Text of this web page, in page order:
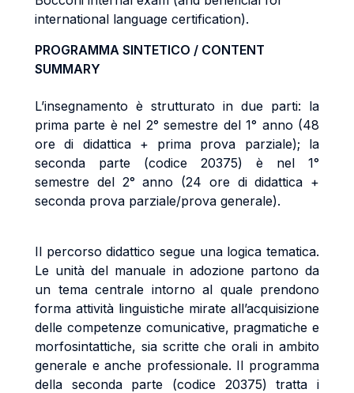
international language certification).
PROGRAMMA SINTETICO / CONTENT
SUMMARY
L’insegnamento è strutturato in due parti: la
prima parte è nel 2° semestre del 1° anno (48
ore di didattica + prima prova parziale); la
seconda parte (codice 20375) è nel 1°
semestre del 2° anno (24 ore di didattica +
seconda prova parziale/prova generale).
Il percorso didattico segue una logica tematica.
Le unità del manuale in adozione partono da
un tema centrale intorno al quale prendono
forma attività linguistiche mirate all’acquisizione
delle competenze comunicative, pragmatiche e
morfosintattiche, sia scritte che orali in ambito
generale e anche professionale. Il programma
della seconda parte (codice 20375) tratta i